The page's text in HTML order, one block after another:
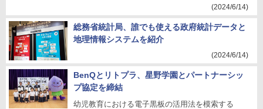
(2024/6/14)
総務省統計局、誰でも使える政府統計データと
地理情報システムを紹介
(2024/6/14)
BenQとリトプラ、星野学園とパートナーシッ
プ協定を締結
幼児教育における電子黒板の活用法を模索する